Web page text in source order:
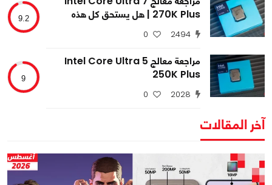
270K Plus | هل يستحق كل هذه
الضجة؟
2494
0
9.2
مراجعة معالج Intel Core Ultra 5
250K Plus
2028
0
9
آخر المقالات